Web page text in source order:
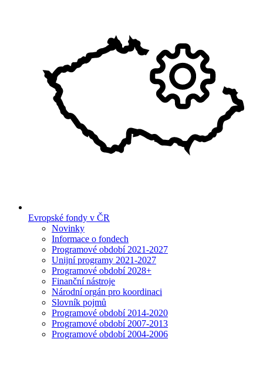
Evropské fondy v ČR
Novinky
Informace o fondech
Programové období 2021-2027
Unijní programy 2021-2027
Programové období 2028+
Finanční nástroje
Národní orgán pro koordinaci
Slovník pojmů
Programové období 2014-2020
Programové období 2007-2013
Programové období 2004-2006